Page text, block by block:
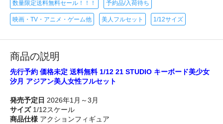
数量限定送料無料セール！！！ 予約品/入荷待ち
映画・TV・アニメ・ゲーム他 美人フルセット 1/12サイズ
商品の説明
先行予約 価格未定 送料無料 1/12 21 STUDIO キーボード美少女
汐月 アジアン美人女性フルセット
発売予定日 2026年1月～3月
サイズ1/12スケール
商品仕様 アクションフィギュア